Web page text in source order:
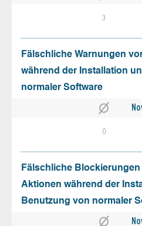
3
Fälschliche Warnungen
während der Installation
normaler Software
0
Fälschliche
Aktionen während der
Benutzung von normaler